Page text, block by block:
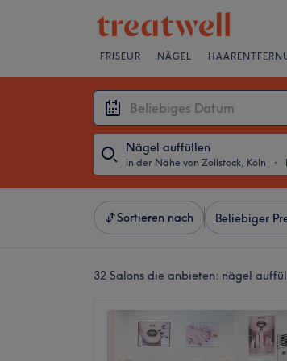
FRISEUR NÄGEL
Nägel auffüllen
in der Nähe von Zollstock, Köln ・
Sortieren nach Beliebiger
32 Salons die anbieten: nägel